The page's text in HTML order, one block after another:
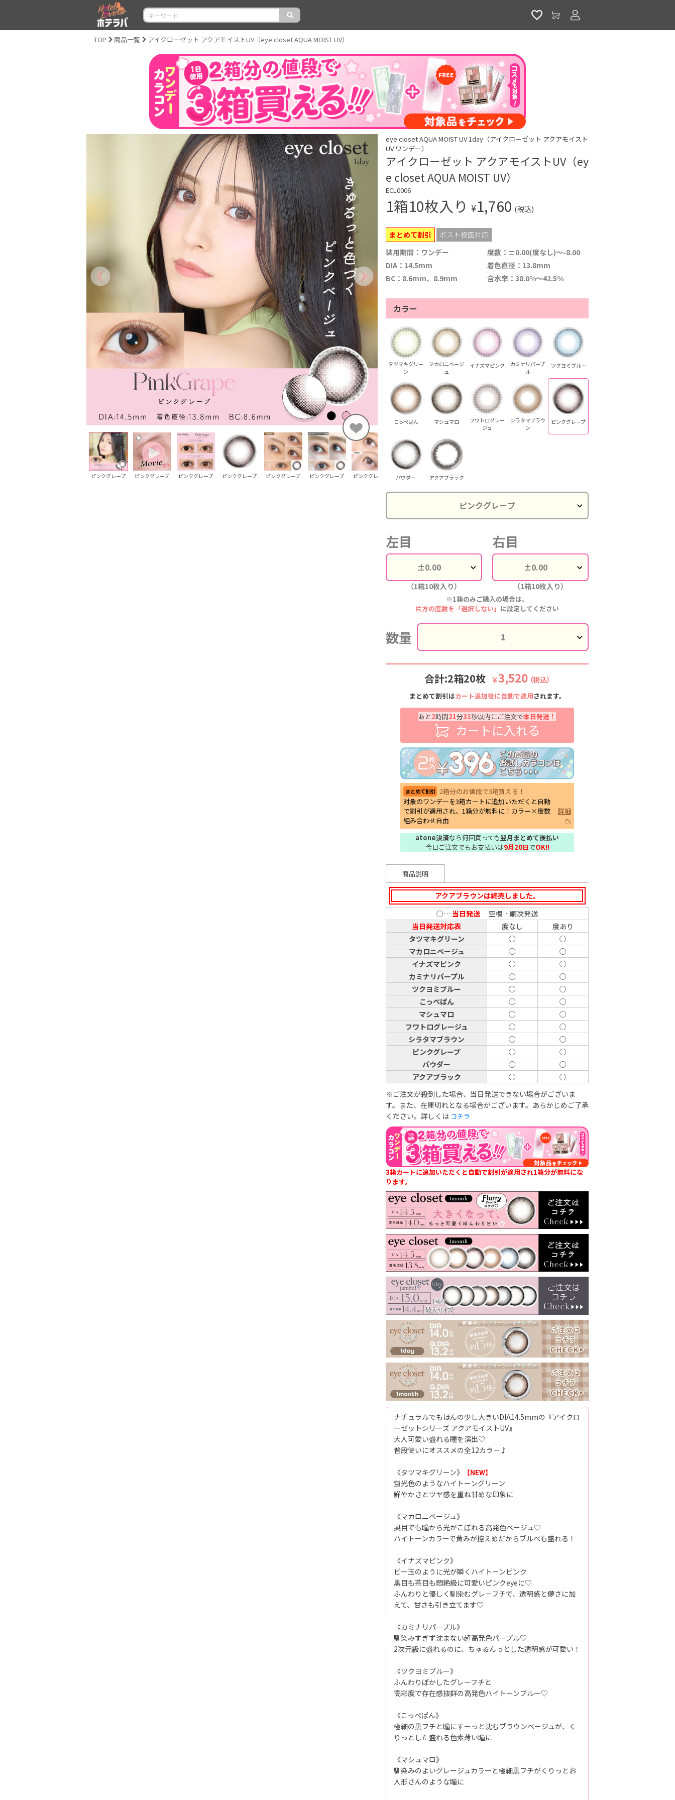
TOP 商品一覧 アイクローゼット アクアモイストUV（eye closet AQUA MOIST UV）
ピンクグレープ ピンクグレープ ピンクグレープ ピンクグレープ ピンクグレープ ピンクグレープ ピンクグレープ ピンクグレープ パウダー
eye closet AQUA MOIST UV 1day（アイクローゼット アクアモイスト
UV ワンデー）
アイクローゼット アクアモイストUV（ey
e closet AQUA MOIST UV）
ECL0006
1箱10枚入り ¥1,760 (税込)
まとめて割引
ポスト投函対応
装用期間：ワンデー
度数：±0.00(度なし)～-8.00
DIA：14.5mm
着色直径：13.8mm
BC：8.6mm、8.9mm
含水率：38.0%～42.5%
カラー
タツマキグリー
ン
マカロニベージ
ュ
イナズマピンク
カミナリパープ
ル
ツクヨミブルー
こっぺぱん マシュマロ
フワトログレー
ジュ
シラタマブラウ
ン
ピンクグレープ
パウダー アクアブラック
左目
（1箱10枚入り）
右目
（1箱10枚入り）
※1箱のみご購入の場合は、
片方の度数を「選択しない」 に設定してください
数量
合計:2箱20枚 ￥3,520 （税込）
まとめて割引はカート追加後に自動で適用されます。
あと2時間21分30秒以内にご注文で本日発送！
カートに入れる
まとめて割引 2箱分のお値段で3箱買える！
対象のワンデーを3箱カートに追加いただくと自動
で割引が適用され、1箱分が無料に！カラー×度数
組み合わせ自由
詳細
へ
atone決済なら何回買っても翌月まとめて後払い
今日ご注文でもお支払いは9月20日でOK!!
商品説明
アクアブラウンは終売しました。
○… 当日発送
空欄…順次発送
当日発送対応表
度なし
度あり
タツマキグリーン
○
○
マカロニベージュ
○
○
イナズマピンク
○
○
カミナリパープル
○
○
ツクヨミブルー
○
○
こっぺぱん
○
○
マシュマロ
○
○
フワトログレージュ
○
○
シラタマブラウン
○
○
ピンクグレープ
○
○
パウダー
○
○
アクアブラック
○
○
※ご注文が殺到した場合、当日発送できない場合がございま
す。また、在庫切れとなる場合がございます。あらかじめご了承
ください。詳しくは コチラ
3箱カートに追加いただくと自動で割引が適用され1箱分が無料にな
ります。
ナチュラルでもほんの少し大きいDIA14.5mmの『アイクロ
ーゼットシリーズ アクアモイストUV』
大人可愛い盛れる瞳を演出♡
普段使いにオススメの全12カラー♪
《タツマキグリーン》 【NEW】
蛍光色のようなハイトーングリーン
鮮やかさとツヤ感を重ね甘めな印象に
《マカロニベージュ》
奥目でも瞳から光がこぼれる高発色ベージュ♡
ハイトーンカラーで黄みが控えめだからブルべも盛れる！
《イナズマピンク》
ビー玉のように光が瞬くハイトーンピンク
黒目も茶目も悶絶級に可愛いピンクeyeに♡
ふんわりと優しく馴染むグレーフチで、透明感と儚さに加
えて、甘さも引き立てます♡
《カミナリパープル》
馴染みすぎず沈まない超高発色パープル♡
2次元級に盛れるのに、ちゅるんっとした透明感が可愛い！
《ツクヨミブルー》
ふんわりぼかしたグレーフチと
高彩度で存在感抜群の高発色ハイトーンブルー♡
《こっぺぱん》
極細の黒フチと瞳にすーっと沈むブラウンベージュが、く
りっとした盛れる色素薄い瞳に
《マシュマロ》
馴染みのよいグレージュカラーと極細黒フチがくりっとお
人形さんのような瞳に